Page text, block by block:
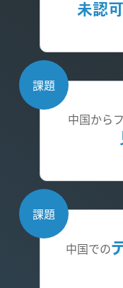
未認
課題
中国から
課題
中国での